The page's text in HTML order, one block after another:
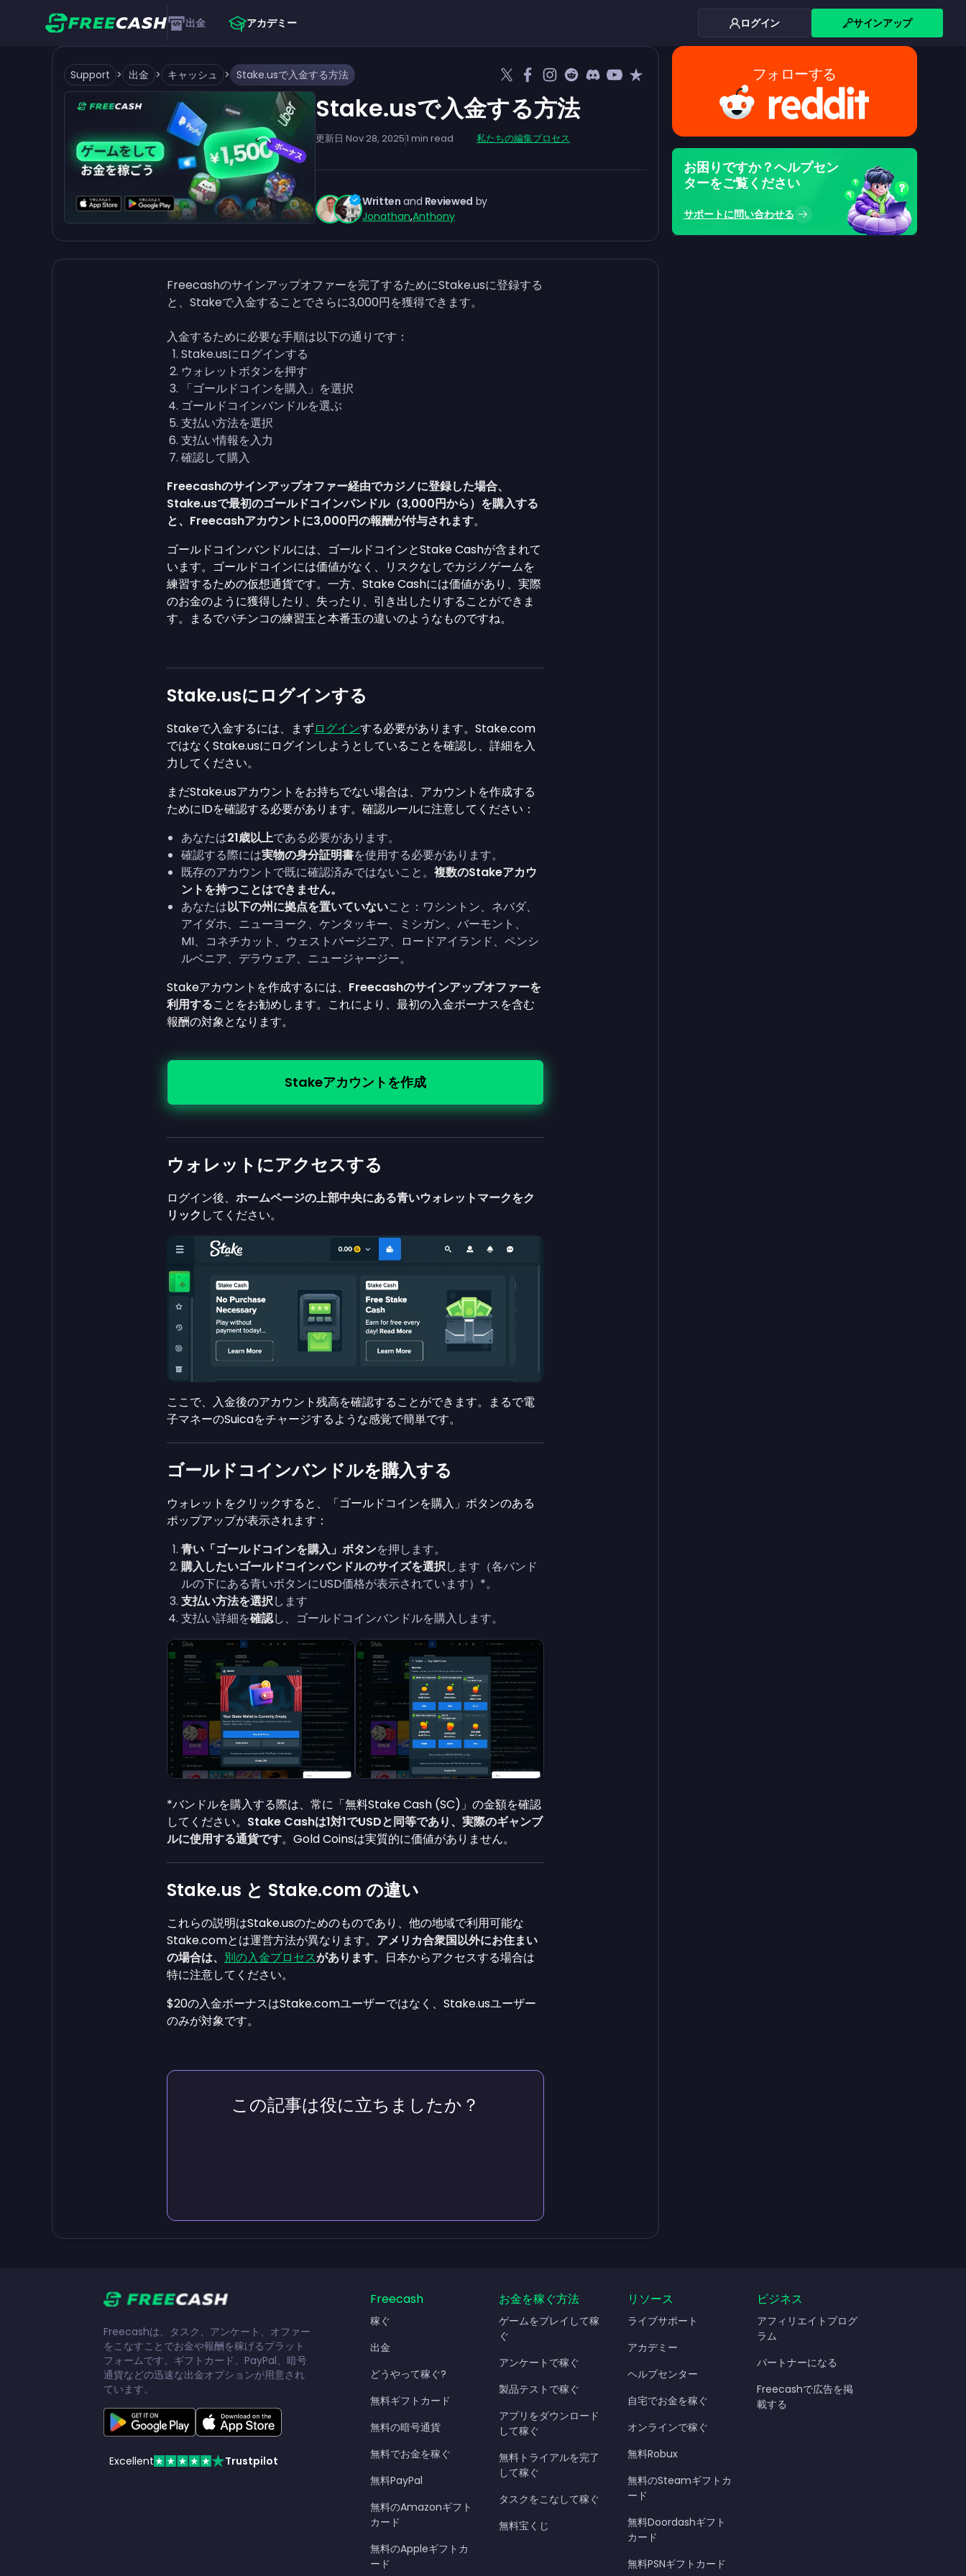
出金 アカデミー ログイン サインアップ
Support > 出金 > キャッシュ > Stake.usで入金する方法
Stake.usで入金する方法
更新日 Nov 28, 20251 min read 私たちの編集プロセス
Written and Reviewed by
Jonathan,Anthony
Freecashのサインアップオファーを完了するためにStake.usに登録する
と、Stakeで入金することでさらに3,000円を獲得できます。
入金するために必要な手順は以下の通りです：
Stake.usにログインする
ウォレットボタンを押す
「ゴールドコインを購入」を選択
ゴールドコインバンドルを選ぶ
支払い方法を選択
支払い情報を入力
確認して購入
Freecashのサインアップオファー経由でカジノに登録した場合、
Stake.usで最初のゴールドコインバンドル（3,000円から）を購入する
と、Freecashアカウントに3,000円の報酬が付与されます。
ゴールドコインバンドルには、ゴールドコインとStake Cashが含まれて
います。ゴールドコインには価値がなく、リスクなしでカジノゲームを
練習するための仮想通貨です。一方、Stake Cashには価値があり、実際
のお金のように獲得したり、失ったり、引き出したりすることができま
す。まるでパチンコの練習玉と本番玉の違いのようなものですね。
Stake.usにログインする
Stakeで入金するには、まずログインする必要があります。Stake.com
ではなくStake.usにログインしようとしていることを確認し、詳細を入
力してください。
まだStake.usアカウントをお持ちでない場合は、アカウントを作成する
ためにIDを確認する必要があります。確認ルールに注意してください：
あなたは21歳以上である必要があります。
確認する際には実物の身分証明書を使用する必要があります。
既存のアカウントで既に確認済みではないこと。 複数のStakeアカウ
ントを持つことはできません。
あなたは以下の州に拠点を置いていないこと：ワシントン、ネバダ、
アイダホ、ニューヨーク、ケンタッキー、ミシガン、バーモント、
MI、コネチカット、ウェストバージニア、ロードアイランド、ペンシ
ルベニア、デラウェア、ニュージャージー。
Stakeアカウントを作成するには、 Freecashのサインアップオファーを
利用することをお勧めします。これにより、最初の入金ボーナスを含む
報酬の対象となります。
Stakeアカウントを作成
ウォレットにアクセスする
ログイン後、 ホームページの上部中央にある青いウォレットマークをク
リック してください。
ここで、入金後のアカウント残高を確認することができます。まるで電
子マネーのSuicaをチャージするような感覚で簡単です。
ゴールドコインバンドルを購入する
ウォレットをクリックすると、「ゴールドコインを購入」ボタンのある
ポップアップが表示されます：
青い「ゴールドコインを購入」ボタンを押します。
購入したいゴールドコインバンドルのサイズを選択します（各バンド
ルの下にある青いボタンにUSD価格が表示されています）*。
支払い方法を選択します
支払い詳細を確認し、ゴールドコインバンドルを購入します。
*バンドルを購入する際は、常に「無料Stake Cash (SC)」の金額を確認
してください。 Stake Cashは1対1でUSDと同等であり、実際のギャンブ
ルに使用する通貨です。Gold Coinsは実質的に価値がありません。
Stake.us と Stake.com の違い
これらの説明はStake.usのためのものであり、他の地域で利用可能な
Stake.comとは運営方法が異なります。 アメリカ合衆国以外にお住まい
の場合は、 別の入金プロセスがあります。日本からアクセスする場合は
特に注意してください。
$20の入金ボーナスはStake.comユーザーではなく、Stake.usユーザー
のみが対象です。
この記事は役に立ちましたか？
フォローする
お困りですか？ヘルプセン
ターをご覧ください
サポートに問い合わせる
Freecashは、タスク、アンケート、オファー
をこなすことでお金や報酬を稼げるプラット
フォームです。ギフトカード、PayPal、暗号
通貨などの迅速な出金オプションが用意され
ています。
Excellent Trustpilot
Freecash
稼ぐ
出金
どうやって稼ぐ?
無料ギフトカード
無料の暗号通貨
無料でお金を稼ぐ
無料PayPal
無料のAmazonギフト
カード
無料のAppleギフトカ
ード
お金を稼ぐ方法
ゲームをプレイして稼
ぐ
アンケートで稼ぐ
製品テストで稼ぐ
アプリをダウンロード
して稼ぐ
無料トライアルを完了
して稼ぐ
タスクをこなして稼ぐ
無料宝くじ
リソース
ライブサポート
アカデミー
ヘルプセンター
自宅でお金を稼ぐ
オンラインで稼ぐ
無料Robux
無料のSteamギフトカ
ード
無料Doordashギフト
カード
無料PSNギフトカード
ビジネス
アフィリエイトプログ
ラム
パートナーになる
Freecashで広告を掲
載する